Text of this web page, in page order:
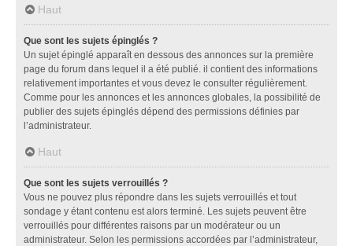
Haut
Que sont les sujets épinglés ?
Un sujet épinglé apparaît en dessous des annonces sur la première
page du forum dans lequel il a été publié. il contient des informations
relativement importantes et vous devez le consulter régulièrement.
Comme pour les annonces et les annonces globales, la possibilité de
publier des sujets épinglés dépend des permissions définies par
l’administrateur.
Haut
Que sont les sujets verrouillés ?
Vous ne pouvez plus répondre dans les sujets verrouillés et tout
sondage y étant contenu est alors terminé. Les sujets peuvent être
verrouillés pour différentes raisons par un modérateur ou un
administrateur. Selon les permissions accordées par l’administrateur,